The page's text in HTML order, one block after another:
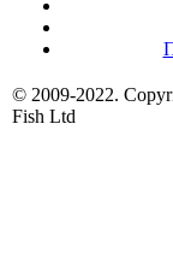
© 2009-2022.
Fish Ltd